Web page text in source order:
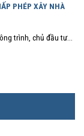
PHÉP XÂY NHÀ
trình, chủ đầu tư...